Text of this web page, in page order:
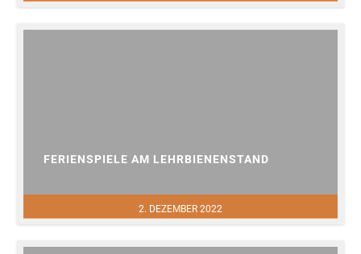
2. DEZEMBER 2022
FERIENSPIELE AM LEHRBIENENSTAND